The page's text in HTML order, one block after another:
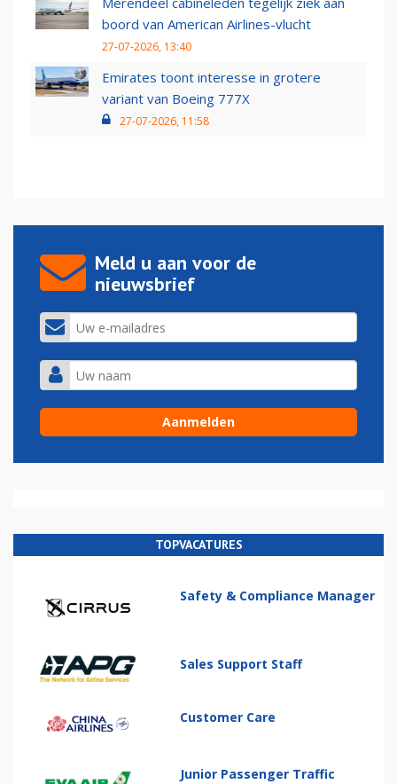
boord van American Airlines-vlucht
27-07-2026, 13:40
Emirates toont interesse in grotere
variant van Boeing 777X
27-07-2026, 11:58
Meld u aan voor de
nieuwsbrief
TOPVACATURES
Safety & Compliance Manager
Sales Support Staff
Customer Care
Junior Passenger Traffic